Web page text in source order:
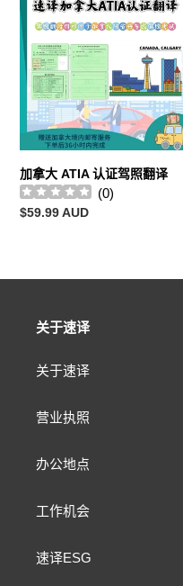
拿
大
ATIA
认
译
加拿大 ATIA 认证驾照翻译
(0)
常
$59.99 AUD
关于速译
关于速译
营业执照
办公地点
工作机会
速译ESG